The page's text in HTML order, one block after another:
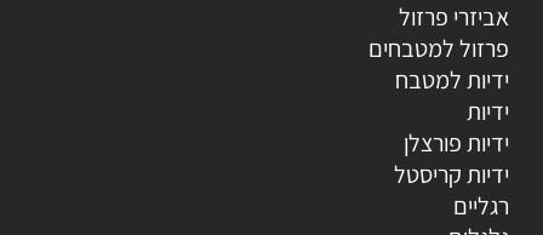
אביזרי פרזול
פרזול למטבחים
ידיות למטבח
ידיות
ידיות פורצלן
ידיות קריסטל
רגליים